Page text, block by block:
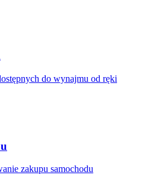
do wynajmu od ręki
zakupu samochodu